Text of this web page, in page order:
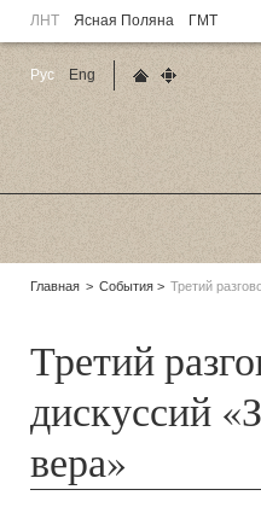
ЛНТ Ясная Поляна ГМТ
Родительские
Главная События Третий
Третий
дискуссий
вера»
Рус
Eng